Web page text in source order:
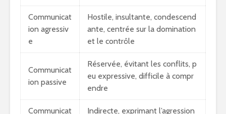
Communicat
ion agressiv
e
Hostile, insultante, condescend
ante, centrée sur la domination
et le contrôle
Communicat
ion passive
Réservée, évitant les conflits, p
eu expressive, difficile à compr
endre
Communicat Indirecte, exprimant l’agression